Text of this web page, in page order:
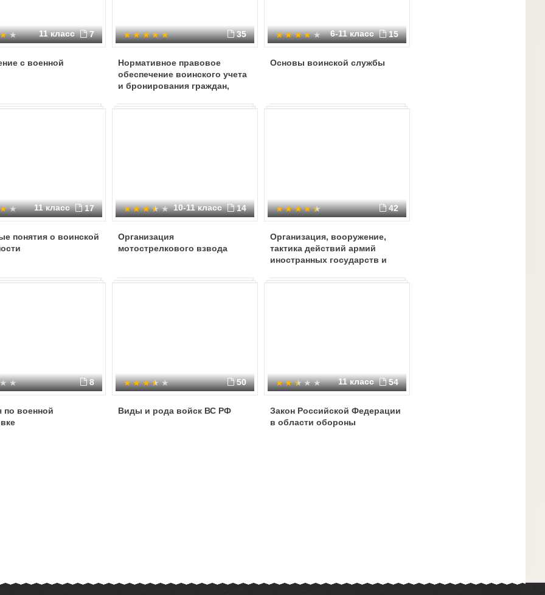
11 класс 7
с военной
35
Нормативное правовое
обеспечение воинского учета
и бронирования граждан,
6-11 класс 15
Основы воинской службы
11 класс 17
понятия о воинской
10-11 класс 14
Организация
мотострелкового взвода
42
Организация, вооружение,
тактика действий армий
иностранных государств и
8
по военной
50
Виды и рода войск ВС РФ
11 класс 54
Закон Российской Федерации
в области обороны